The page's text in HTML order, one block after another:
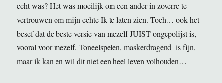
echt was? Het was moeilijk om een ander in zoverre te
vertrouwen om mijn echte Ik te laten zien. Toch… ook het
besef dat de beste versie van mezelf JUIST ongepolijst is,
vooral voor mezelf. Toneelspelen, maskerdragend is fijn,
maar ik kan en wil dit niet een heel leven volhouden…